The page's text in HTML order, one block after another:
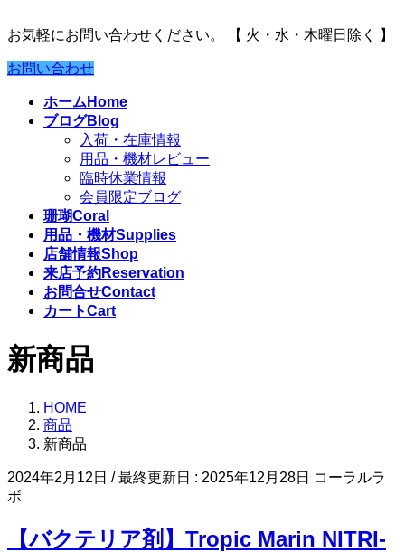
お気軽にお問い合わせください。 【 火・水・木曜日除く 】
お問い合わせ
ホーム Home
ブログBlog
入荷・在庫情報
用品・機材レビュー
臨時休業情報
会員限定ブログ
珊瑚Coral
用品・機材Supplies
店舗情報Shop
来店予約Reservation
お問合せContact
カートCart
新商品
HOME
商品
新商品
2024年2月12日 / 最終更新日 : 2025年12月28日 コーラルラ
ボ
【バクテリア剤】Tropic Marin NITRI-